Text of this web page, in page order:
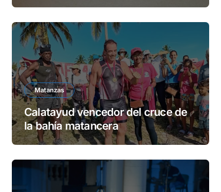
Matanzas
Calatayud vencedor del cruce de
la bahía matancera